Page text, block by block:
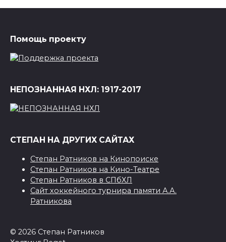
Помощь проекту
НЕПОЗНАННАЯ НХЛ: 1917-2017
СТЕПАН НА ДРУГИХ САЙТАХ
Степан Ратников на Кинопоиске
Степан Ратников на Кино-Театре
Степан Ратников в СПбХЛ
Сайт хоккейного турнира памяти А.А.
Ратникова
© 2026 Степан Ратников